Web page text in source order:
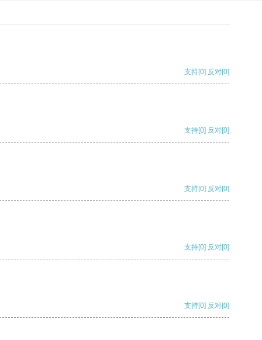
支持[0] 反对[0]
支持[0] 反对[0]
支持[0] 反对[0]
支持[0] 反对[0]
支持[0] 反对[0]